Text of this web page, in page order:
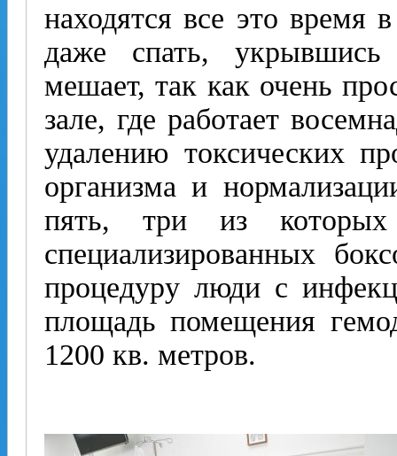
находятся все это
даже спать,
мешает, так как очень
зале, где работает
удалению токсических
организма и
пять, три из которых
специализированных
процедуру люди с
площадь помещения
1200 кв. метров.